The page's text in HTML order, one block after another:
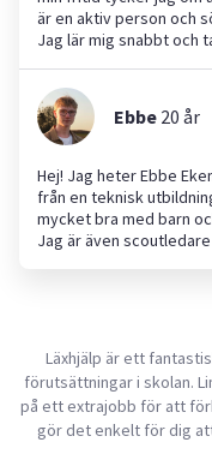
är en aktiv person och
Jag lär mig snabbt och
Ebbe 20 år
Hej! Jag heter Ebbe Ekengård och har precis tagit studenten
från en teknisk
mycket bra med barn
Jag är även
sidor är att passa tider
hjälpa dig med det du
Läxhjälp är ett
förutsättningar i skolan.
på ett extrajobb för att
gör det enkelt för dig